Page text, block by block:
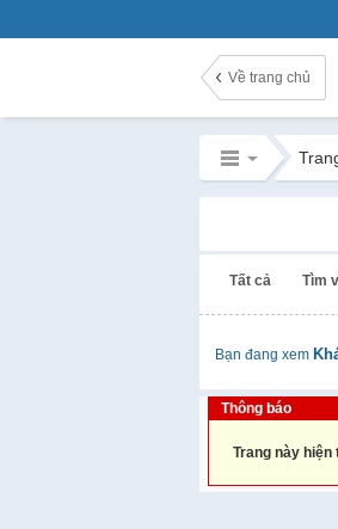
Về trang chủ
Tất cả Tìm
Bạn đang xem
Thông báo
Trang này